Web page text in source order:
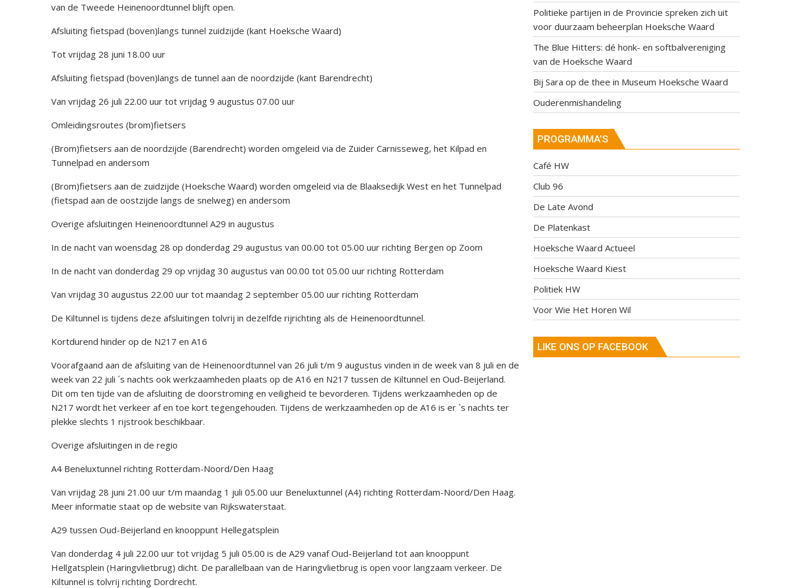
van de Tweede Heinenoordtunnel blijft open.
Afsluiting fietspad (boven)langs tunnel zuidzijde (kant Hoeksche Waard)
Tot vrijdag 28 juni 18.00 uur
Afsluiting fietspad (boven)langs de tunnel aan de noordzijde (kant Barendrecht)
Van vrijdag 26 juli 22.00 uur tot vrijdag 9 augustus 07.00 uur
Omleidingsroutes (brom)fietsers
(Brom)fietsers aan de noordzijde (Barendrecht) worden omgeleid via de Zuider Carnisseweg, het Kilpad en
Tunnelpad en andersom
(Brom)fietsers aan de zuidzijde (Hoeksche Waard) worden omgeleid via de Blaaksedijk West en het Tunnelpad
(fietspad aan de oostzijde langs de snelweg) en andersom
Overige afsluitingen Heinenoordtunnel A29 in augustus
In de nacht van woensdag 28 op donderdag 29 augustus van 00.00 tot 05.00 uur richting Bergen op Zoom
In de nacht van donderdag 29 op vrijdag 30 augustus van 00.00 tot 05.00 uur richting Rotterdam
Van vrijdag 30 augustus 22.00 uur tot maandag 2 september 05.00 uur richting Rotterdam
De Kiltunnel is tijdens deze afsluitingen tolvrij in dezelfde rijrichting als de Heinenoordtunnel.
Kortdurend hinder op de N217 en A16
Voorafgaand aan de afsluiting van de Heinenoordtunnel van 26 juli t/m 9 augustus vinden in de week van 8 juli en de
week van 22 juli ´s nachts ook werkzaamheden plaats op de A16 en N217 tussen de Kiltunnel en Oud-Beijerland.
Dit om ten tijde van de afsluiting de doorstroming en veiligheid te bevorderen. Tijdens werkzaamheden op de
N217 wordt het verkeer af en toe kort tegengehouden. Tijdens de werkzaamheden op de A16 is er `s nachts ter
plekke slechts 1 rijstrook beschikbaar.
Overige afsluitingen in de regio
A4 Beneluxtunnel richting Rotterdam-Noord/Den Haag
Van vrijdag 28 juni 21.00 uur t/m maandag 1 juli 05.00 uur Beneluxtunnel (A4) richting Rotterdam-Noord/Den Haag.
Meer informatie staat op de website van Rijkswaterstaat.
A29 tussen Oud-Beijerland en knooppunt Hellegatsplein
Van donderdag 4 juli 22.00 uur tot vrijdag 5 juli 05.00 is de A29 vanaf Oud-Beijerland tot aan knooppunt
Hellgatsplein (Haringvlietbrug) dicht. De parallelbaan van de Haringvlietbrug is open voor langzaam verkeer. De
Kiltunnel is tolvrij richting Dordrecht.
Politieke partijen in de Provincie spreken zich uit
voor duurzaam beheerplan Hoeksche Waard
The Blue Hitters: dé honk- en softbalvereniging
van de Hoeksche Waard
Bij Sara op de thee in Museum Hoeksche Waard
Ouderenmishandeling
PROGRAMMA’S
Café HW
Club 96
De Late Avond
De Platenkast
Hoeksche Waard Actueel
Hoeksche Waard Kiest
Politiek HW
Voor Wie Het Horen Wil
LIKE ONS OP FACEBOOK